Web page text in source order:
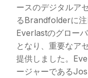
ースのデジタルア
るBrandfolderに
Everlastのグロー
となり、重要なア
提供しました。
ージャーである